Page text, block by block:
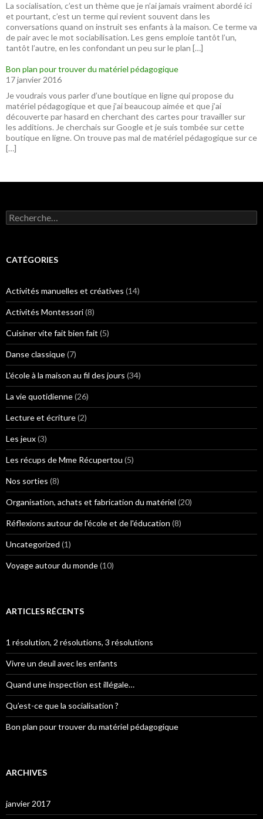
La socialisation, c’est un thème que je n’ai jamais vraiment abordé ici
et pourtant, c’est un terme qui revient souvent dans les
conversations quand on instruit ses enfants à la maison. Ce terme va
de pair avec le mot sociabilisation. Les gens emploie tantôt l’un,
tantôt l’autre, en les confondant un peu sur le plan […]
Bon plan pour trouver du matériel pédagogique
17 janvier 2016
Je voudrais vous parler d’une boutique en ligne qui propose du
matériel pédagogique et que j’ai beaucoup aimée et que j’ai
découverte par hasard en cherchant des cartes pour travailler sur
les additions. Je cherchais sur Google et je suis tombée sur cette
boutique en ligne. On trouve pas mal de matériel pédagogique sur ce
[…]
R
e
e
h
e
r
:
CATÉGORIES
Activités manuelles et créatives (14)
Activités Montessori(8)
Cuisiner vite fait bien fait (5)
Danse classique(7)
L'école à la maison au fil des jours (34)
La vie quotidienne(26)
Lecture et écriture(2)
Les jeux(3)
Les récups de Mme Récupertou (5)
Nos sorties (8)
Organisation, achats et fabrication du matériel (20)
Réflexions autour de l'école et de l'éducation (8)
Uncategorized (1)
Voyage autour du monde(10)
ARTICLES RÉCENTS
1 résolution, 2 résolutions, 3 résolutions
Vivre un deuil avec les enfants
Quand une inspection est illégale…
Qu’est-ce que la socialisation ?
Bon plan pour trouver du matériel pédagogique
ARCHIVES
janvier 2017